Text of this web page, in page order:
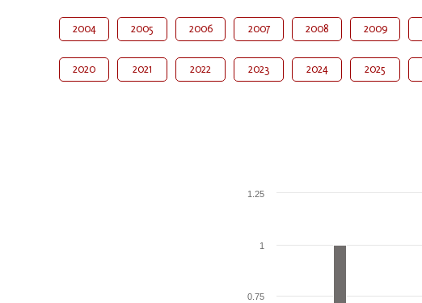
2004 2005 2006 2007 2008 2009
2020 2021 2022 2023 2024 2025
0.75
1
1.25